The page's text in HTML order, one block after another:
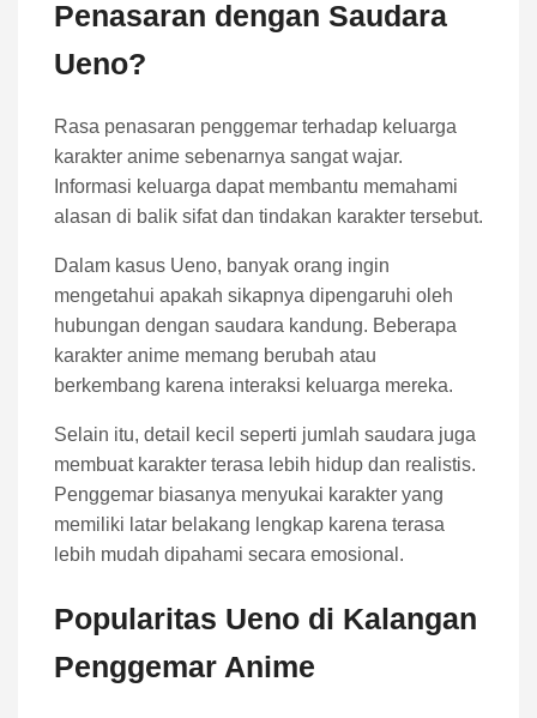
Penasaran dengan Saudara
Ueno?
Rasa penasaran penggemar terhadap keluarga
karakter anime sebenarnya sangat wajar.
Informasi keluarga dapat membantu memahami
alasan di balik sifat dan tindakan karakter tersebut.
Dalam kasus Ueno, banyak orang ingin
mengetahui apakah sikapnya dipengaruhi oleh
hubungan dengan saudara kandung. Beberapa
karakter anime memang berubah atau
berkembang karena interaksi keluarga mereka.
Selain itu, detail kecil seperti jumlah saudara juga
membuat karakter terasa lebih hidup dan realistis.
Penggemar biasanya menyukai karakter yang
memiliki latar belakang lengkap karena terasa
lebih mudah dipahami secara emosional.
Popularitas Ueno di Kalangan
Penggemar Anime